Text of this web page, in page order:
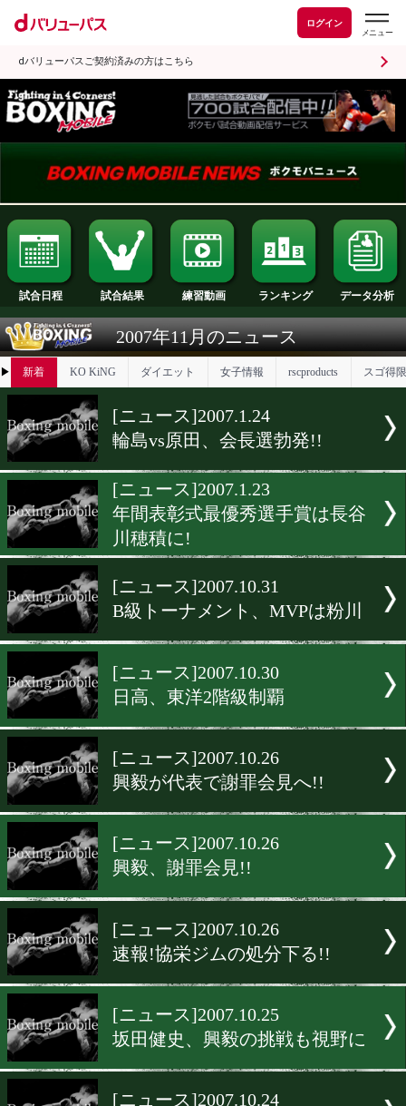
ログイン
dバリューパスご契約済みの方はこちら
試合日程 試合結果 練習動画 ランキング
2007年11月のニュース
▶ 新着 KO KiNG ダイエット 女子情報
[ニュース]2007.1.24
輪島vs原田、会長選勃発!!
[ニュース]2007.1.23
年間表彰式最優秀選手賞は
川穂積に!
[ニュース]2007.10.31
B級トーナメント、MVPは
[ニュース]2007.10.30
日高、東洋2階級制覇
興毅が代表で謝罪会見へ!!
[ニュース]2007.10.26
興毅、謝罪会見!!